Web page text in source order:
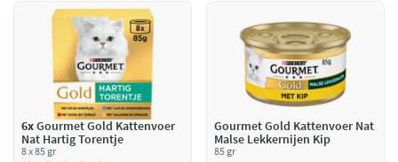
6xGourmet Gold Kattenvoer
Nat Hartig Torentje
8 x 85 gr
Gourmet Gold Kattenvoer Nat
Malse Lekkernijen Kip
85 gr